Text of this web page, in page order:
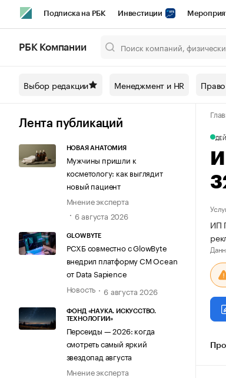
Подписка на РБК Инвестиции
Спецпроекты СПб Конференции СПб
Технологии и медиа Рынок
РБК Компании
Выбор редакции Менеджмент и HR
Лента публикаций
НОВАЯ АНАТОМИЯ
Мужчины пришли к
косметологу: как выглядит
новый пациент
Мнение эксперта
6 августа 2026
GLOWBYTE
РСХБ совместно с GlowByte
внедрил платформу CM Ocean
от Data Sapience
Новость
6 августа 2026
ФОНД «НАУКА. ИСКУССТВО.
ТЕХНОЛОГИИ»
Персеиды — 2026: когда
смотреть самый яркий
звездопад августа
Мнение эксперта
ИП